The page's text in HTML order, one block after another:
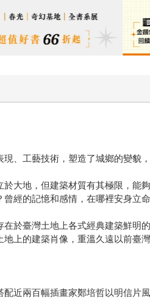
、工藝技術，塑造了城鄉的變貌
大地，但建築材質有其極限，
經的記憶和感情，在哪裡安身立命
於臺灣土地上各式經典建築鮮
上的建築肖像，重溫久遠以前臺灣
近兩百幅插畫家鄭培哲以明信片